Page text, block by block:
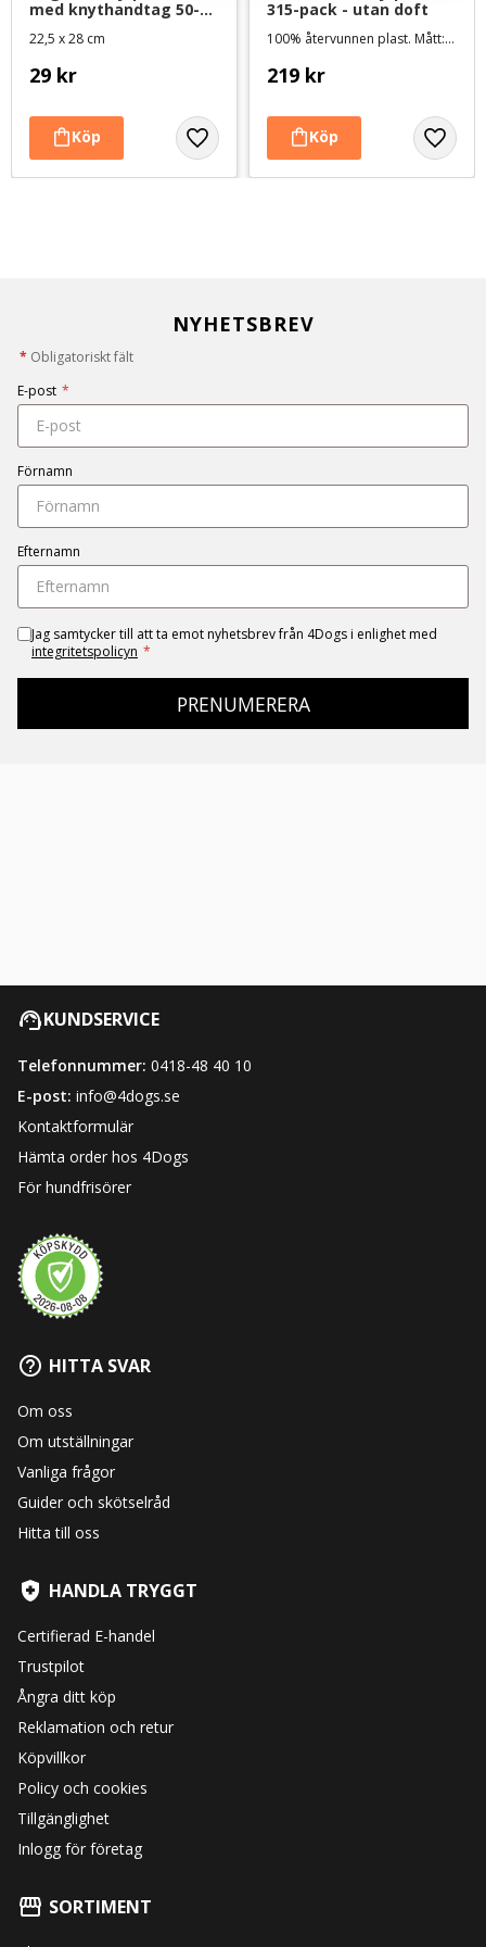
med knythandtag 50-
22,5 x 28 cm
29 kr
315-pack - utan doft
100% återvunnen plast. Mått: 32,5 x 23 cm, 21 rullar
219 kr
NYHETSBREV
* Obligatoriskt fält
E-post *
Förnamn
Efternamn
Jag samtycker till att ta emot nyhetsbrev från 4Dogs i enlighet med
integritetspolicyn *
PRENUMERERA
KUNDSERVICE
Telefonnummer: 0418-48 40 10
E-post: info@4dogs.se
Kontaktformulär
Hämta order hos 4Dogs
För hundfrisörer
HITTA SVAR
Om oss
Om utställningar
Vanliga frågor
Guider och skötselråd
Hitta till oss
HANDLA TRYGGT
Certifierad E-handel
Trustpilot
Ångra ditt köp
Reklamation och retur
Köpvillkor
Policy och cookies
Tillgänglighet
Inlogg för företag
SORTIMENT